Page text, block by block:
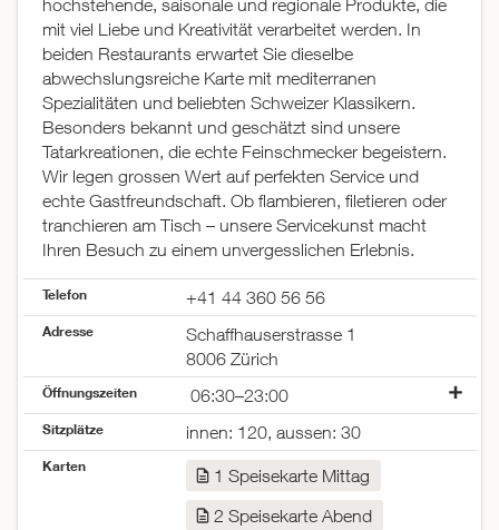
hochstehende, saisonale und regionale Produkte, die
mit viel Liebe und Kreativität verarbeitet werden. In
beiden Restaurants erwartet Sie dieselbe
abwechslungsreiche Karte mit mediterranen
Spezialitäten und beliebten Schweizer Klassikern.
Besonders bekannt und geschätzt sind unsere
Tatarkreationen, die echte Feinschmecker begeistern.
Wir legen grossen Wert auf perfekten Service und
echte Gastfreundschaft. Ob flambieren, filetieren oder
tranchieren am Tisch – unsere Servicekunst macht
Ihren Besuch zu einem unvergesslichen Erlebnis.
Telefon +41 44 360 56 56
Adresse
Schaffhauserstrasse 1
8006 Zürich
Öffnungszeiten
06:30–23:00
Montag
Mittwoch
06:30–23:30
06:30–23:30
06:30–23:30
06:30–23:00
Sitzplätze innen: 120, aussen: 30
Karten
1 Speisekarte Mittag
2 Speisekarte Abend